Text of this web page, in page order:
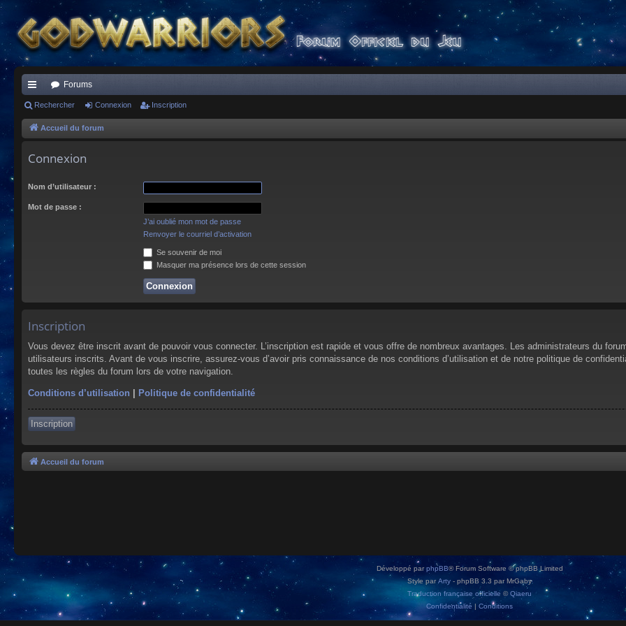
ac
co
s
Forums
Rechercher Connexion Inscription
Accueil du forum
Connexion
Nom d’utilisateur :
Mot de passe :
J’ai oublié mon mot de passe
Renvoyer le courriel d’activation
Se souvenir de moi
Masquer ma présence lors de cette session
Inscription
Vous devez être inscrit avant de pouvoir vous connecter. L’inscription est rapide et vous offre de nombreux avantages. Les administrateurs du
utilisateurs inscrits. Avant de vous inscrire, assurez-vous d’avoir pris connaissance de nos conditions d’utilisation et de notre politique de
toutes les règles du forum lors de votre navigation.
Conditions d’utilisation | Politique de confidentialité
Inscription
Accueil du forum
Développé parphpBB® Forum Software © phpBB Limited
Style par Arty - phpBB 3.3 par MrGaby
Traduction française officielle ©Qiaeru
Confidentialité | Conditions